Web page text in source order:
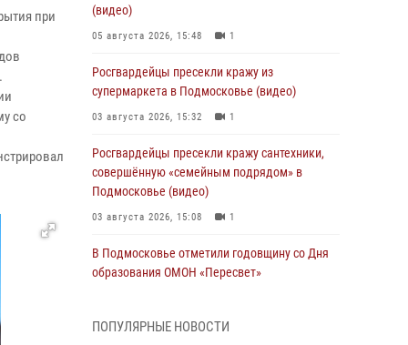
при
со
(видео)
05 августа 2026, 15:48 1
Росгвардейцы пресекли кражу из
супермаркета в Подмосковье (видео)
03 августа 2026, 15:32 1
Росгвардейцы пресекли кражу сантехники,
совершённую «семейным подрядом» в
Подмосковье (видео)
03 августа 2026, 15:08 1
В Подмосковье отметили годовщину со Дня
образования ОМОН «Пересвет»
Офицер подмосковного главка Росгвардии
ПОПУЛЯРНЫЕ НОВОСТИ